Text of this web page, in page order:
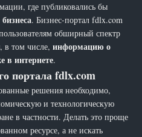
где публиковались бы
. Бизнес-портал fdlx.com
обширный спектр
в том числе,информацию о
в интернете.
портала fdlx.com
решения необходимо,
и технологическую
в частности. Делать это проще
ресурсе, а не искать